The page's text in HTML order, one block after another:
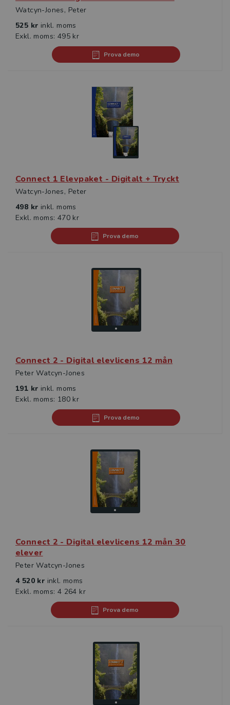
Watcyn-Jones, Peter
525 kr inkl. moms
Exkl. moms: 495 kr
Prova demo
Connect 1 Elevpaket - Digitalt + Tryckt
Watcyn-Jones, Peter
498 kr inkl. moms
Exkl. moms: 470 kr
Prova demo
Connect 2 - Digital elevlicens 12 mån
Peter Watcyn-Jones
191 kr inkl. moms
Exkl. moms: 180 kr
Prova demo
Connect 2 - Digital elevlicens 12 mån 30
elever
Peter Watcyn-Jones
4 520 kr inkl. moms
Exkl. moms: 4 264 kr
Prova demo